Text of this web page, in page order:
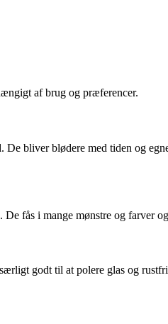
af brug og præferencer.
bliver blødere med tiden og
fås i mange mønstre og farver
godt til at polere glas og